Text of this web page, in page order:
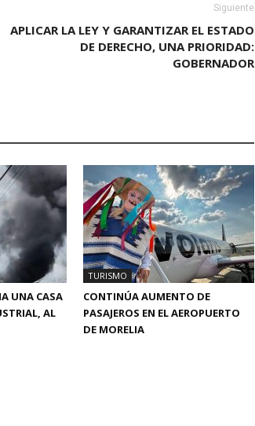
Siguiente
APLICAR LA LEY Y GARANTIZAR EL ESTADO
DE DERECHO, UNA PRIORIDAD:
GOBERNADOR
UNA CASA
AL
TURISMO
CONTINÚA AUMENTO DE
PASAJEROS EN EL AEROPUERTO
DE MORELIA